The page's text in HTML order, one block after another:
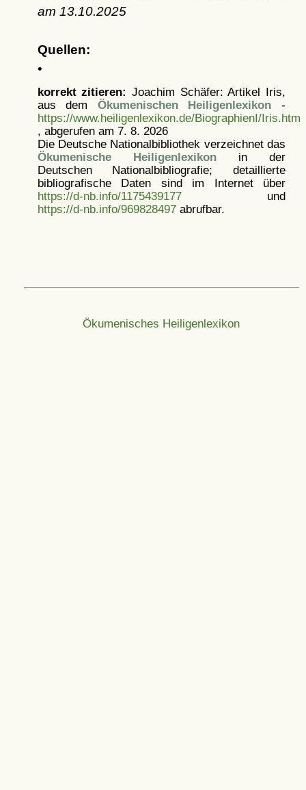
am 13.10.2025
Quellen:
•
korrekt zitieren: Joachim Schäfer: Artikel Iris,
aus dem Ökumenischen Heiligenlexikon -
https://www.heiligenlexikon.de/BiographienI/Iris.htm
, abgerufen am 7. 8. 2026
Die Deutsche Nationalbibliothek verzeichnet das
Ökumenische Heiligenlexikonin der
Deutschen Nationalbibliografie; detaillierte
bibliografische Daten sind im Internet über
https://d-nb.info/1175439177und
https://d-nb.info/969828497abrufbar.
Ökumenisches Heiligenlexikon